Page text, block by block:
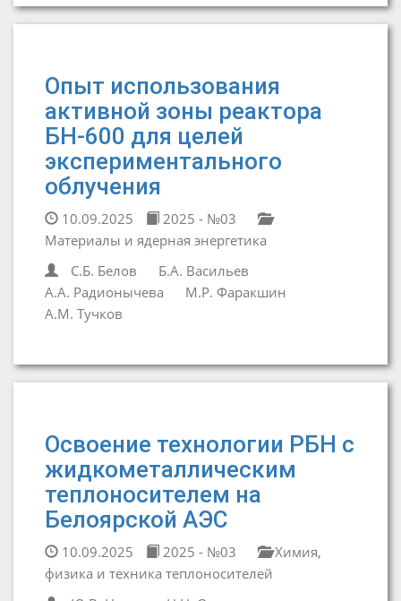
Опыт использования
активной зоны реактора
БН-600 для целей
экспериментального
облучения
10.09.2025
2025 - №03
Материалы и ядерная энергетика
С.Б. Белов
Б.А. Васильев
А.А. Радионычева
М.Р. Фаракшин
А.М. Тучков
Освоение технологии РБН с
жидкометаллическим
теплоносителем на
Белоярской АЭС
10.09.2025 2025 - №03
Химия,
физика и техника теплоносителей